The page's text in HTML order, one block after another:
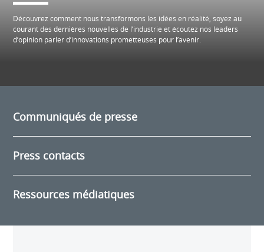
Découvrez comment nous transformons les idées en réalité, soyez au
courant des dernières nouvelles de l’industrie et écoutez nos leaders
d’opinion parler d’innovations prometteuses pour l’avenir.
Communiqués de presse
Press contacts
Ressources médiatiques